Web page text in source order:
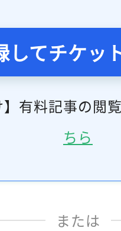
してチケッ
】有料記事の閲
ちら
または